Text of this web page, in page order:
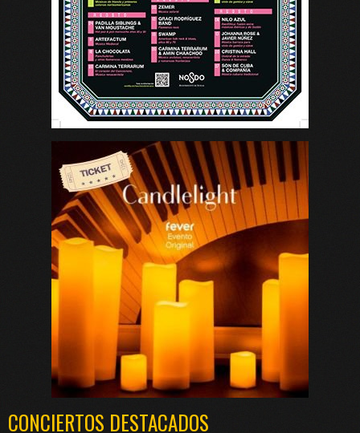
CONCIERTOS DESTACADOS